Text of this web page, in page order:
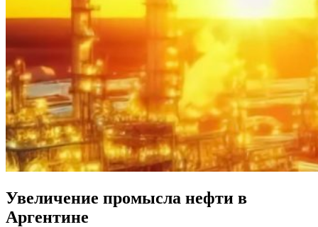
Увеличение промысла нефти в
Аргентине